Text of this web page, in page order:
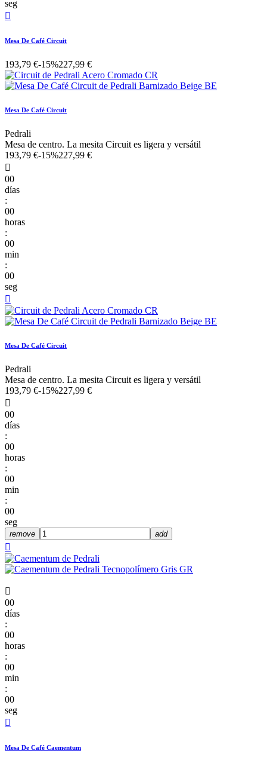
seg

Mesa De Café Circuit
193,79 €-15%227,99 €
Mesa De Café Circuit
Pedrali
Mesa de centro. La mesita Circuit es ligera y versátil
193,79 €-15%227,99 €

00
días
:
00
horas
:
00
min
:
00
seg

Mesa De Café Circuit
Pedrali
Mesa de centro. La mesita Circuit es ligera y versátil
193,79 €-15%227,99 €

00
días
:
00
horas
:
00
min
:
00
seg
remove add


00
días
:
00
horas
:
00
min
:
00
seg

Mesa De Café Caementum